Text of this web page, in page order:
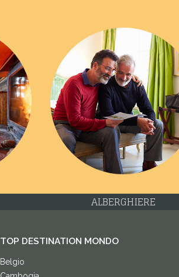
ALBERGHIERE
TOP DESTINATION MONDO
Belgio